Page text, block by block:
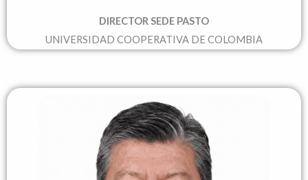
DIRECTOR SEDE PASTO
UNIVERSIDAD COOPERATIVA DE COLOMBIA